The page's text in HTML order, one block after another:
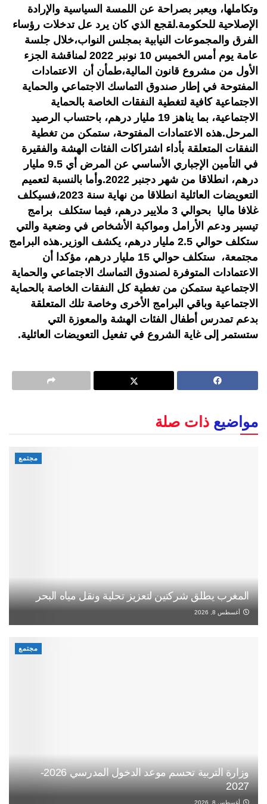
وتكاملها، ويعبر بصراحة عن اللمسة السياسية والإرادة
الإصلاحية للحكومة.لقجع الذي كان يرد عل تدخلات رؤساء
الفرق والمجموعات النيابية بمجلس النواب،خلال جلسة
عامة يوم أمس الخميس 10 نونبر 2022 لمناقشة الجزء
الأول من مشروع قانون المالية،طمأن أن الاعتمادات
المفتوحة في إطار صندوق التماسك الاجتماعي والحماية
الاجتماعية كافية لتغطية النفقات الخاصة بالحماية
الاجتماعية، بما يناهز 19 مليار درهم، باحتساب الرصيد
المرحل.هذه الاعتمادات المفتوحة، ستمكن من تغطية
النفقات المتعلقة بأداء اشتراكات الفئات الهشة والفقيرة
في التأمين الإجباري الأساسي عن المرض أي 9.5 مليار
درهم، انطلاقا من شهر دجنبر 2022.وأما بالنسبة لتعميم
التعويضات العائلية انطلاقا من نهاية سنة 2023،فسيكلف
غلافا ماليا بحوالي 3 ملايير درهم، فيما ستكلف برامج
تيسير ودعم الأرامل ومواكبة الأشخاص في وضعية والتي
ستكلف حوالي 2.5 مليار درهم، يكشف الوزير.هذه البرامج
مجتمعة، ستكلف حوالي 15 مليار درهم، مؤكدا أن
الاعتمادات المتوفرة لصندوق التماسك الاجتماعي والحماية
الاجتماعية ستمكن من تغطية كل النفقات الخاصة بالحماية
الاجتماعية وباقي البرامج الأخرى وخاصة تلك المتعلقة
بدعم تمدرس أطفال الفئات الهشة والمعوزة التي
ستستمر إلى غاية الشروع في تفعيل التعويضات العائلية.
مواضيع ذات صلة
مجتمع
المغرب يطلق شركتين لتعزيز تحلية ونقل مياه البحر
أغسطس 8, 2026
مجتمع
وزارة التربية تحسم موعد الدخول المدرسي 2026-
2027
أغسطس 8, 2026